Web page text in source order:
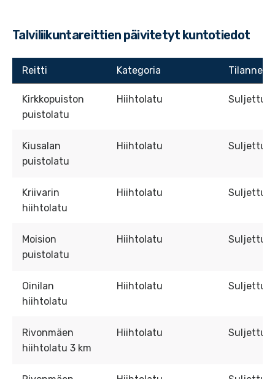
Talviliikuntareittien päivitetyt kuntotiedot
Reitti Kategoria Tilanne
Kirkkopuiston
puistolatu
Hiihtolatu Suljettu
Kiusalan
puistolatu
Hiihtolatu Suljettu
Kriivarin
hiihtolatu
Hiihtolatu Suljettu
Moision
puistolatu
Hiihtolatu Suljettu
Oinilan
hiihtolatu
Hiihtolatu Suljettu
Rivonmäen
hiihtolatu 3 km
Hiihtolatu Suljettu